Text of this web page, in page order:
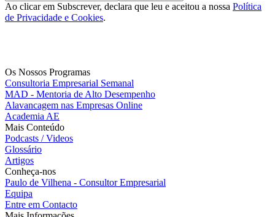
Ao clicar em Subscrever, declara que leu e aceitou a nossa Política
de Privacidade e Cookies.
Os Nossos Programas
Consultoria Empresarial Semanal
MAD - Mentoria de Alto Desempenho
Alavancagem nas Empresas Online
Academia AE
Mais Conteúdo
Podcasts / Videos
Glossário
Artigos
Conheça-nos
Paulo de Vilhena - Consultor Empresarial
Equipa
Entre em Contacto